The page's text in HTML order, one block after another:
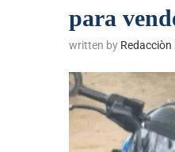
para
written by Redacciòn